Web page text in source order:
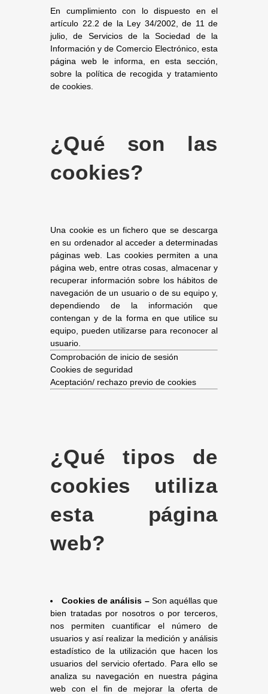
En cumplimiento con lo dispuesto en el
artículo 22.2 de la Ley 34/2002, de 11 de
julio, de Servicios de la Sociedad de la
Información y de Comercio Electrónico, esta
página web le informa, en esta sección,
sobre la política de recogida y tratamiento
de cookies.
¿Qué son las
cookies?
Una cookie es un fichero que se descarga
en su ordenador al acceder a determinadas
páginas web. Las cookies permiten a una
página web, entre otras cosas, almacenar y
recuperar información sobre los hábitos de
navegación de un usuario o de su equipo y,
dependiendo de la información que
contengan y de la forma en que utilice su
equipo, pueden utilizarse para reconocer al
usuario.
Comprobación de inicio de sesión
Cookies de seguridad
Aceptación/ rechazo previo de cookies
¿Qué tipos de
cookies utiliza
esta página
web?
Cookies de análisis –Son aquéllas que
bien tratadas por nosotros o por terceros,
nos permiten cuantificar el número de
usuarios y así realizar la medición y análisis
estadístico de la utilización que hacen los
usuarios del servicio ofertado. Para ello se
analiza su navegación en nuestra página
web con el fin de mejorar la oferta de